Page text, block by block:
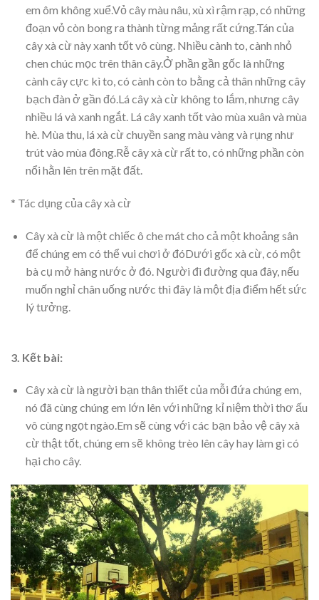
em ôm không xuể.Vỏ cây màu nâu, xù xì rậm rạp, có những
đoạn vỏ còn bong ra thành từng mảng rất cứng.Tán của
cây xà cừ này xanh tốt vô cùng. Nhiều cành to, cành nhỏ
chen chúc mọc trên thân cây.Ở phần gần gốc là những
cành cây cực kì to, có cành còn to bằng cả thân những cây
bạch đàn ở gần đó.Lá cây xà cừ không to lắm, nhưng cây
nhiều lá và xanh ngắt. Lá cây xanh tốt vào mùa xuân và mùa
hè. Mùa thu, lá xà cừ chuyền sang màu vàng và rụng như
trút vào mùa đông.Rễ cây xà cừ rất to, có những phần còn
nổi hằn lên trên mặt đất.
* Tác dụng của cây xà cừ
Cây xà cừ là một chiếc ô che mát cho cả một khoảng sân
để chúng em có thể vui chơi ở đóDưới gốc xà cừ, có một
bà cụ mở hàng nước ở đó. Người đi đường qua đây, nếu
muốn nghỉ chân uống nước thì đây là một địa điểm hết sức
lý tưởng.
3. Kết bài:
Cây xà cừ là người bạn thân thiết của mỗi đứa chúng em,
nó đã cùng chúng em lớn lên với những kỉ niệm thời thơ ấu
vô cùng ngọt ngào.Em sẽ cùng với các bạn bảo vệ cây xà
cừ thật tốt, chúng em sẽ không trèo lên cây hay làm gì có
hại cho cây.